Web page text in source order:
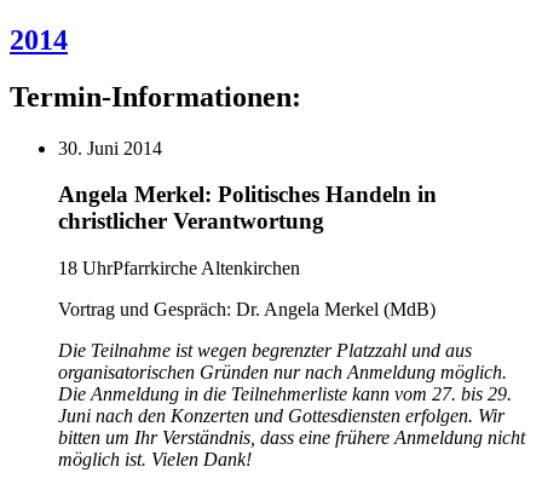
2014
Termin-Informationen:
30. Juni 2014
Angela Merkel: Politisches Handeln in
christlicher Verantwortung
18 UhrPfarrkirche Altenkirchen
Vortrag und Gespräch: Dr. Angela Merkel (MdB)
Die Teilnahme ist wegen begrenzter Platzzahl und aus
organisatorischen Gründen nur nach Anmeldung möglich.
Die Anmeldung in die Teilnehmerliste kann vom 27. bis 29.
Juni nach den Konzerten und Gottesdiensten erfolgen. Wir
bitten um Ihr Verständnis, dass eine frühere Anmeldung nicht
möglich ist. Vielen Dank!